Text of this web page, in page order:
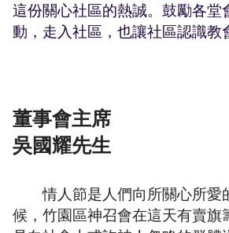
這份關心社區的熱誠。鼓勵各堂
動，走入社區，也讓社區認識教
董事會主席
吳國耀先生
情人節是人們向所關心所愛
候，竹園區神召會在這天有賣旗